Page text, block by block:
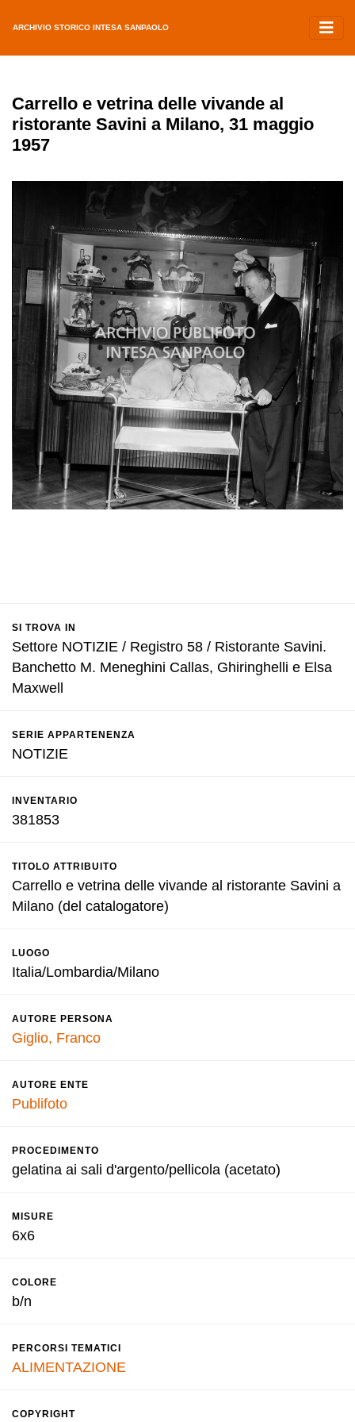
ARCHIVIO STORICO INTESA SANPAOLO
Carrello e vetrina delle vivande al
ristorante Savini a Milano, 31 maggio
1957
SI TROVA IN
Settore NOTIZIE / Registro 58 / Ristorante Savini.
Banchetto M. Meneghini Callas, Ghiringhelli e Elsa
Maxwell
SERIE APPARTENENZA
NOTIZIE
INVENTARIO
381853
TITOLO ATTRIBUITO
Carrello e vetrina delle vivande al ristorante Savini a
Milano (del catalogatore)
LUOGO
Italia/Lombardia/Milano
AUTORE PERSONA
Giglio, Franco
AUTORE ENTE
Publifoto
PROCEDIMENTO
gelatina ai sali d'argento/pellicola (acetato)
MISURE
6x6
COLORE
b/n
PERCORSI TEMATICI
ALIMENTAZIONE
COPYRIGHT